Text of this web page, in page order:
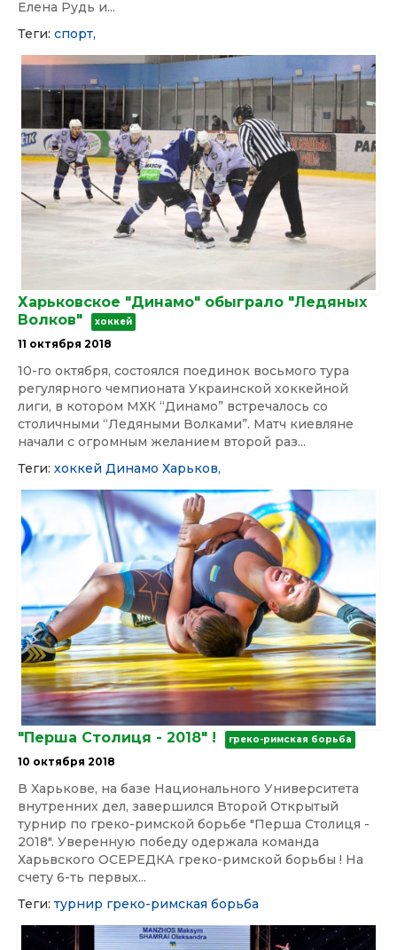
Елена Рудь и...
Теги: спорт,
Харьковское "Динамо" обыграло "Ледяных
Волков"
хоккей
11 октября 2018
10-го октября, состоялся поединок восьмого тура
регулярного чемпионата Украинской хоккейной
лиги, в котором МХК “Динамо” встречалось со
столичными “Ледяными Волками”. Матч киевляне
начали с огромным желанием второй раз...
Теги: хоккей Динамо Харьков,
"Перша Столиця - 2018" ! греко-римская борьба
10 октября 2018
В Харькове, на базе Национального Университета
внутренних дел, завершился Второй Открытый
турнир по греко-римской борьбе "Перша Столиця -
2018". Уверенную победу одержала команда
Харьвского ОСЕРЕДКА греко-римской борьбы ! На
счету 6-ть первых...
Теги: турнир греко-римская борьба